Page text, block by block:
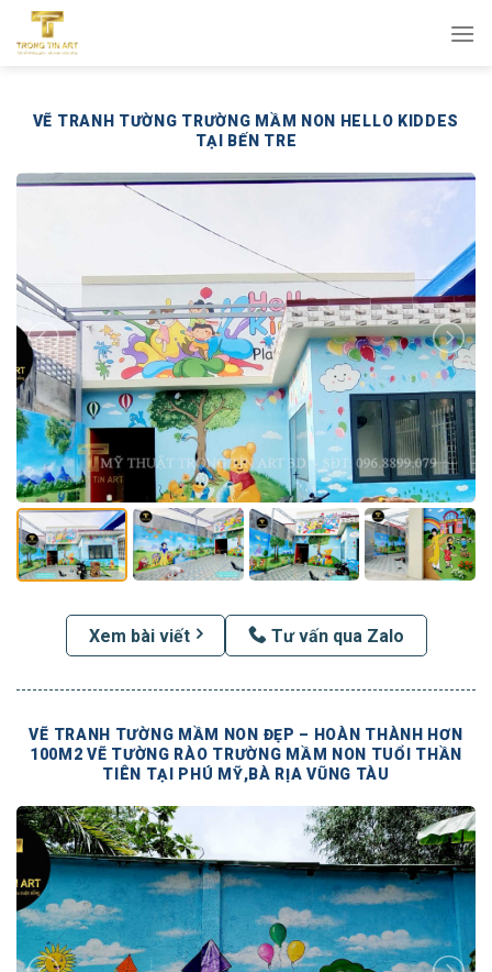
qua
VẼ TRANH TƯỜNG TRƯỜNG MẦM NON HELLO KIDDES
TẠI BẾN TRE
Xem bài viết Tư vấn qua Zalo
VẼ TRANH TƯỜNG MẦM NON ĐẸP – HOÀN THÀNH HƠN
100M2 VẼ TƯỜNG RÀO TRƯỜNG MẦM NON TUỔI THẦN
TIÊN TẠI PHÚ MỸ,BÀ RỊA VŨNG TÀU